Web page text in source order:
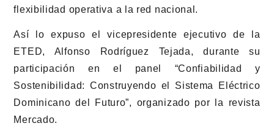
flexibilidad operativa a la red nacional.
Así lo expuso el vicepresidente ejecutivo de la
ETED, Alfonso Rodríguez Tejada, durante su
participación en el panel “Confiabilidad y
Sostenibilidad: Construyendo el Sistema Eléctrico
Dominicano del Futuro”, organizado por la revista
Mercado.